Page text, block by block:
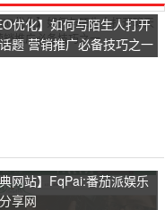
优化】如何与陌生人打开
题 营销推广必备技巧之一
典网站】FqPai:番茄派娱乐
享网